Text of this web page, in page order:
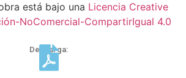
está bajo una Licencia Creative
NoComercial-CompartirIgual 4.0
Descarga: